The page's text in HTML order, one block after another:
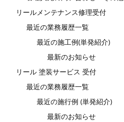
リールメンテナンス修理受付
最近の業務履歴一覧
最近の施工例(単発紹介)
最新のお知らせ
リール 塗装サービス 受付
最近の業務履歴一覧
最近の施行例 (単発紹介)
最新のお知らせ